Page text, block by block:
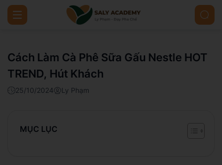
Cách Làm Cà Phê Sữa Gấu Nestle HOT
TREND, Hút Khách
25/10/2024 Ly Phạm
MỤC LỤC